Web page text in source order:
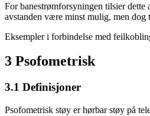
For banestrømforsyningen tilsier
avstanden være minst mulig, men dog
Eksempler i forbindelse med
3 Psofometrisk
3.1 Definisjoner
Psofometrisk støy er hørbar støy på